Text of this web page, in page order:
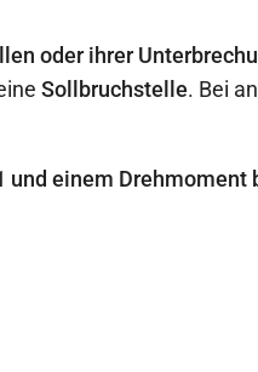
oder ihrer
Sollbruchstelle. Bei
und einem Drehmoment